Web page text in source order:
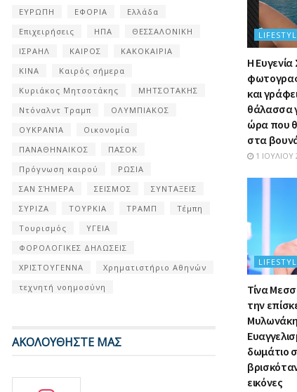
Η
και
θάλασσα
ώρα που
στα
1 ΙΟΥΛΊΟΥ
Τίνα
την
δωμάτιο
εικόνες
ΕΥΡΩΠΗ
ΕΦΟΡΙΑ
Ελλάδα
Επιχειρήσεις
ΗΠΑ
ΘΕΣΣΑΛΟΝΙΚΗ
ΙΣΡΑΗΛ
ΚΑΙΡΟΣ
ΚΑΚΟΚΑΙΡΙΑ
ΚΙΝΑ
Καιρός σήμερα
Κυριάκος Μητσοτάκης
ΜΗΤΣΟΤΑΚΗΣ
Ντόναλντ Τραμπ
ΟΛΥΜΠΙΑΚΟΣ
ΟΥΚΡΑΝΊΑ
Οικονομία
ΠΑΝΑΘΗΝΑΙΚΟΣ
ΠΑΣΟΚ
Πρόγνωση καιρού
ΡΩΣΙΑ
ΣΑΝ ΣΉΜΕΡΑ
ΣΕΙΣΜΟΣ
ΣΥΝΤΑΞΕΙΣ
ΣΥΡΙΖΑ
ΤΟΥΡΚΙΑ ΤΡΑΜΠ
Τέμπη
Τουρισμός
ΥΓΕΙΑ
ΦΟΡΟΛΟΓΙΚΕΣ ΔΗΛΩΣΕΙΣ
ΧΡΙΣΤΟΥΓΕΝΝΑ
Χρηματιστήριο Αθηνών
τεχνητή νοημοσύνη
ΑΚΟΛΟΥΘΗΣΤΕ ΜΑΣ